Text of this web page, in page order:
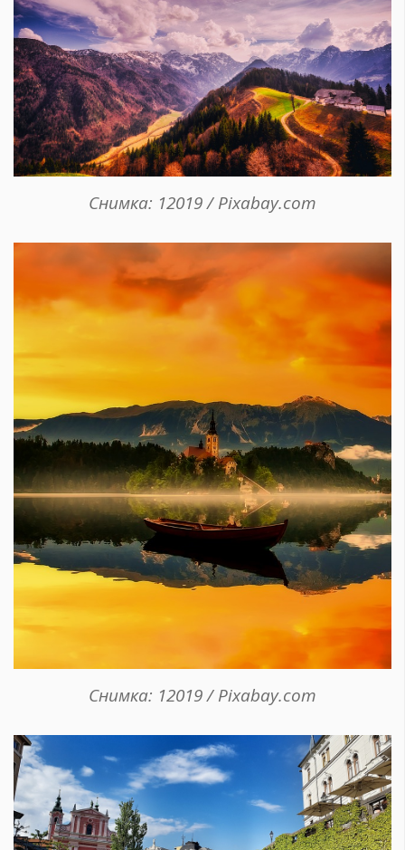
Снимка: 12019 / Pixabay.com
Снимка: 12019 / Pixabay.com